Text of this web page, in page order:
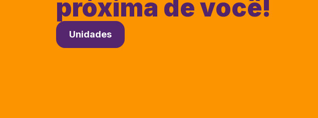
próxima de você!
Unidades